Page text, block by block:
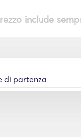
include